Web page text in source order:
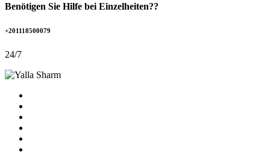
Benötigen Sie Hilfe bei Einzelheiten??
+201118500079
24/7